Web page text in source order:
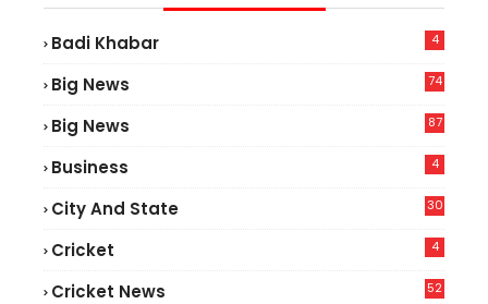
Badi Khabar 4
Big News
74
Big News
87
Business 4
City And State 30
Cricket 4
Cricket News
52